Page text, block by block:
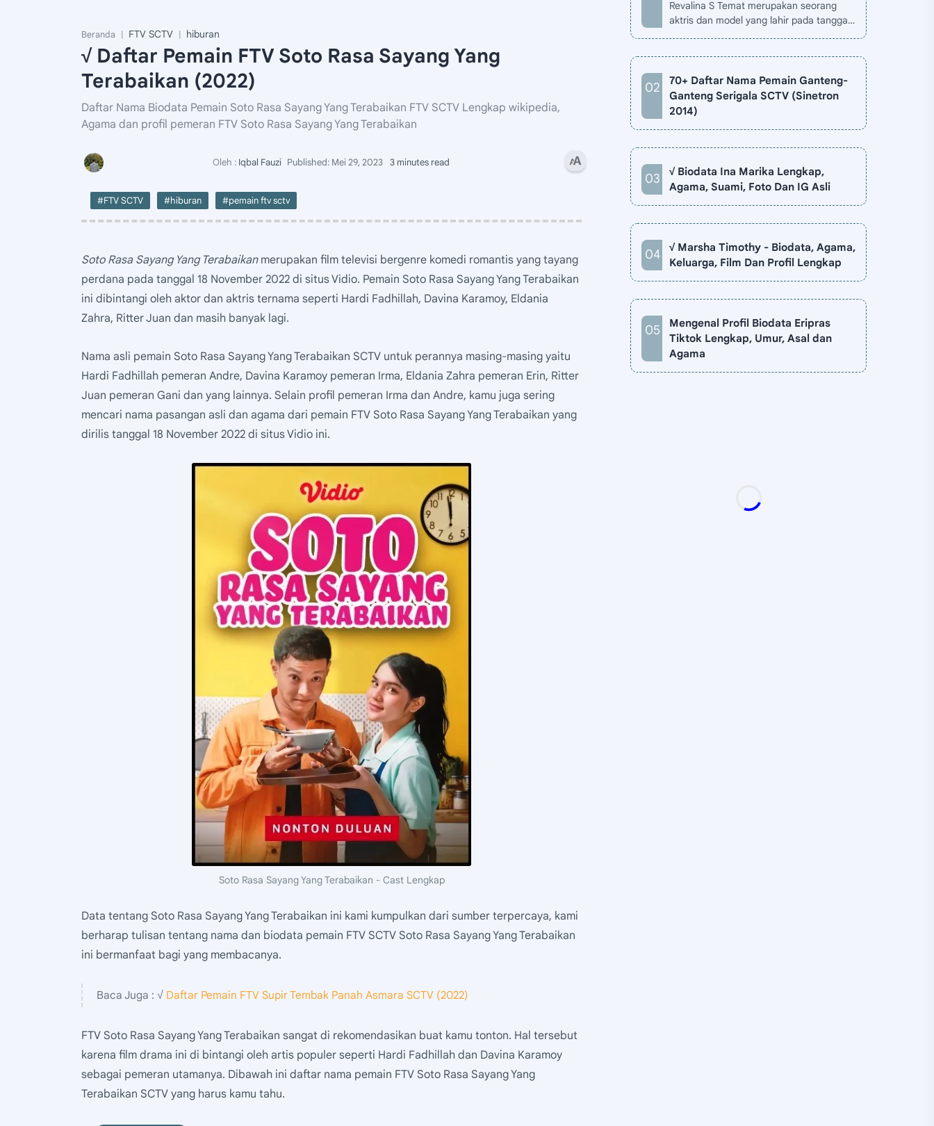
Beranda FTV SCTV hiburan
√ Daftar Pemain FTV Soto Rasa Sayang Yang
Terabaikan (2022)
Daftar Nama Biodata Pemain Soto Rasa Sayang Yang Terabaikan FTV SCTV Lengkap wikipedia,
Agama dan profil pemeran FTV Soto Rasa Sayang Yang Terabaikan
3 minutes read
#FTV SCTV #hiburan #pemain ftv sctv
Soto Rasa Sayang Yang Terabaikanmerupakan film televisi bergenre komedi romantis yang tayang
perdana pada tanggal 18 November 2022 di situs Vidio. Pemain Soto Rasa Sayang Yang Terabaikan
ini dibintangi oleh aktor dan aktris ternama seperti Hardi Fadhillah, Davina Karamoy, Eldania
Zahra, Ritter Juan dan masih banyak lagi.
Nama asli pemain Soto Rasa Sayang Yang Terabaikan SCTV untuk perannya masing-masing yaitu
Hardi Fadhillah pemeran Andre, Davina Karamoy pemeran Irma, Eldania Zahra pemeran Erin, Ritter
Juan pemeran Gani dan yang lainnya. Selain profil pemeran Irma dan Andre, kamu juga sering
mencari nama pasangan asli dan agama dari pemain FTV Soto Rasa Sayang Yang Terabaikan yang
dirilis tanggal 18 November 2022 di situs Vidio ini.
Soto Rasa Sayang Yang Terabaikan - Cast Lengkap
Data tentang Soto Rasa Sayang Yang Terabaikan ini kami kumpulkan dari sumber terpercaya, kami
berharap tulisan tentang nama dan biodata pemain FTV SCTV Soto Rasa Sayang Yang Terabaikan
ini bermanfaat bagi yang membacanya.
Baca Juga : √ Daftar Pemain FTV Supir Tembak Panah Asmara SCTV (2022)
FTV Soto Rasa Sayang Yang Terabaikan sangat di rekomendasikan buat kamu tonton. Hal tersebut
karena film drama ini di bintangi oleh artis populer seperti Hardi Fadhillah dan Davina Karamoy
sebagai pemeran utamanya. Dibawah ini daftar nama pemain FTV Soto Rasa Sayang Yang
Terabaikan SCTV yang harus kamu tahu.
Revalina S Temat merupakan seorang
aktris dan model yang lahir pada tanggal
70+ Daftar Nama Pemain Ganteng-
Ganteng Serigala SCTV (Sinetron
2014)
√ Biodata Ina Marika Lengkap,
Agama, Suami, Foto Dan IG Asli
√ Marsha Timothy - Biodata, Agama,
Keluarga, Film Dan Profil Lengkap
Mengenal Profil Biodata Eripras
Tiktok Lengkap, Umur, Asal dan
Agama